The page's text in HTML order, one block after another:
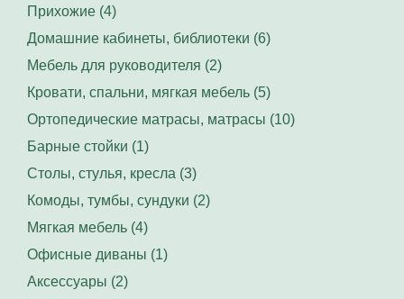
Прихожие (4)
Домашние кабинеты, библиотеки (6)
Мебель для руководителя (2)
Кровати, спальни, мягкая мебель (5)
Ортопедические матрасы, матрасы (10)
Барные стойки (1)
Столы, стулья, кресла (3)
Комоды, тумбы, сундуки (2)
Мягкая мебель (4)
Офисные диваны (1)
Аксессуары (2)